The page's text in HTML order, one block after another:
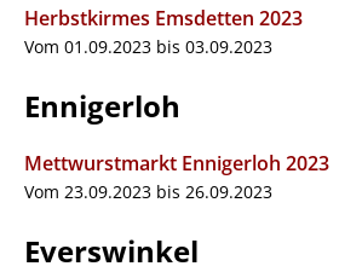
Herbstkirmes Emsdetten 2023
Vom 01.09.2023 bis 03.09.2023
Ennigerloh
Mettwurstmarkt Ennigerloh 2023
Vom 23.09.2023 bis 26.09.2023
Everswinkel